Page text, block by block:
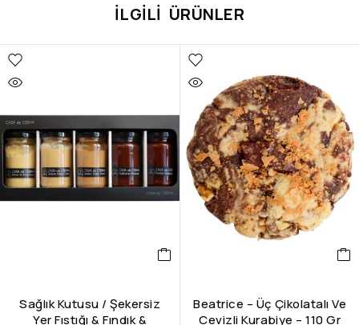
İLGILI ÜRÜNLER
Sağlık Kutusu / Şekersiz
Yer Fıstığı & Fındık &
Beatrice – Üç Çikolatalı Ve
Cevizli Kurabiye – 110 Gr